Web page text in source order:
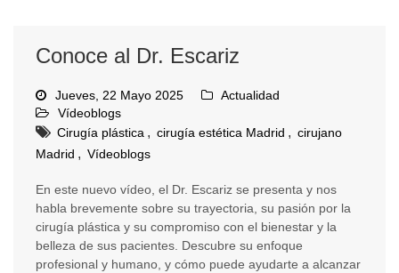
Conoce al Dr. Escariz
Jueves, 22 Mayo 2025
Actualidad
Vídeoblogs
Cirugía plástica , cirugía estética Madrid , cirujano
Madrid , Vídeoblogs
En este nuevo vídeo, el Dr. Escariz se presenta y nos
habla brevemente sobre su trayectoria, su pasión por la
cirugía plástica y su compromiso con el bienestar y la
belleza de sus pacientes. Descubre su enfoque
profesional y humano, y cómo puede ayudarte a alcanzar